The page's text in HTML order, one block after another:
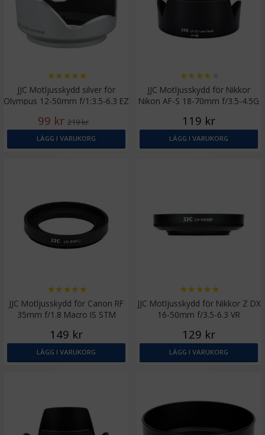
JJC Motljusskydd silver för
Olympus 12-50mm f/1:3.5-6.3 EZ
★★★★★
99 kr 219 kr
LÄGG I VARUKORG
JJC Motljusskydd för Nikkor
Nikon AF-S 18-70mm f/3.5-4.5G
★★★★
119 kr
LÄGG I VARUKORG
JJC Motljusskydd för Canon RF
35mm f/1.8 Macro IS STM
★★★★★
149 kr
LÄGG I VARUKORG
JJC Motljusskydd för Nikkor Z DX
16-50mm f/3.5-6.3 VR
★★★★★
129 kr
LÄGG I VARUKORG